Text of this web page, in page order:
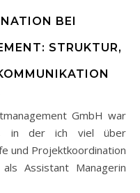
BEI
STRUKTUR,
in der ich viel über
und Projektkoordination
Assistant Managerin